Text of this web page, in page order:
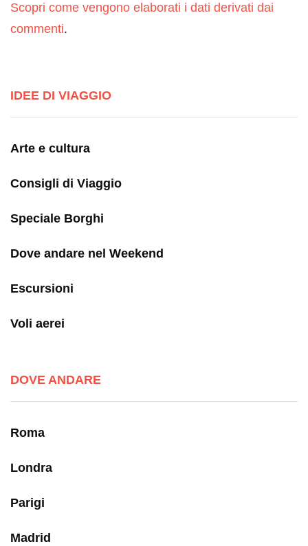
Scopri come vengono elaborati i dati derivati dai
commenti.
IDEE DI VIAGGIO
Arte e cultura
Consigli di Viaggio
Speciale Borghi
Dove andare nel Weekend
Escursioni
Voli aerei
DOVE ANDARE
Roma
Londra
Parigi
Madrid